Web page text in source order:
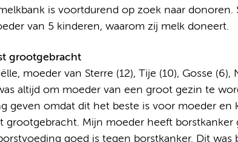
is voortdurend op zoek naar donoren.
van 5 kinderen, waarom zij melk doneert.
grootgebracht
moeder van Sterre (12), Tije (10), Gosse (6),
altijd om moeder van een groot gezin te
geven omdat dit het beste is voor moeder en
grootgebracht. Mijn moeder heeft
goed is tegen borstkanker. Dit was